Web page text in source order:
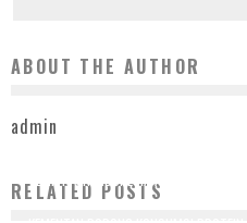
ABOUT THE AUTHOR
admin
RELATED POSTS
KEMITRAAN INDONESIA-AUSTRALIA